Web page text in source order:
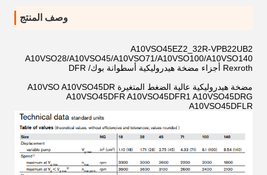
وصف المنتج
A10VSO45EZ2_32R-VPB22UB2
A10VSO28/A10VSO45/A10VSO71/A10VSO100/A10VSO140
Rexroth أجزاء مضخة هيدروليكية أسطوانة بوك/ DFR
مضخة هيدروليكية عالية الضغط المتغيرة A10VSO A10VSO45DR
A10VSO45DFR A10VSO45DFR1 A10VSO45DRG
A10VSO45DFLR